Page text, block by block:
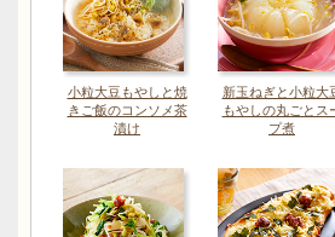
小粒大豆もやしと焼
きご飯のコンソメ茶
漬け
新玉ねぎと小粒大
もやしの丸ごとス
プ煮